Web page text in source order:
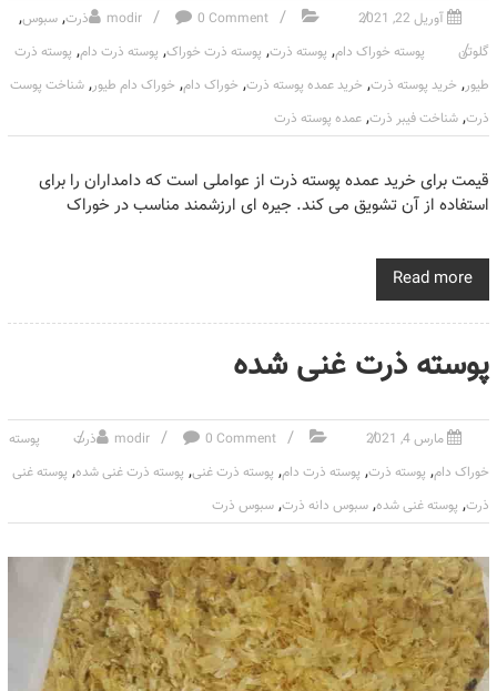
آوریل 22, 2021 modir 0 Comment ذرت, سبوس,
گلوتن پوسته خوراک دام, پوسته ذرت, پوسته ذرت خوراک, پوسته ذرت دام, پوسته ذرت
طیور, خرید پوسته ذرت, خرید عمده پوسته ذرت, خوراک دام, خوراک دام طیور, شناخت پوست
ذرت, شناخت فیبر ذرت, عمده پوسته ذرت
قیمت برای خرید عمده پوسته ذرت از عواملی است که دامداران را برای
استفاده از آن تشویق می کند. جیره ای ارزشمند مناسب در خوراک
Read more
پوسته ذرت غنی شده
مارس 4, 2021 modir 0 Comment ذرت
پوسته
خوراک دام, پوسته ذرت, پوسته ذرت دام, پوسته ذرت غنی, پوسته ذرت غنی شده, پوسته غنی
ذرت, پوسته غنی شده, سبوس دانه ذرت, سبوس ذرت